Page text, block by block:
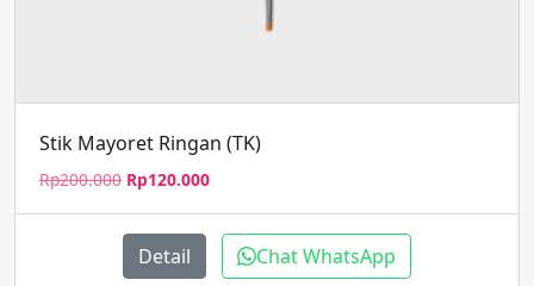
Stik Mayoret Ringan (TK)
Rp200.000 Harga
Rp200.000.
Rp120.000Harga
adalah:
Rp120.000.
Detail Chat WhatsApp